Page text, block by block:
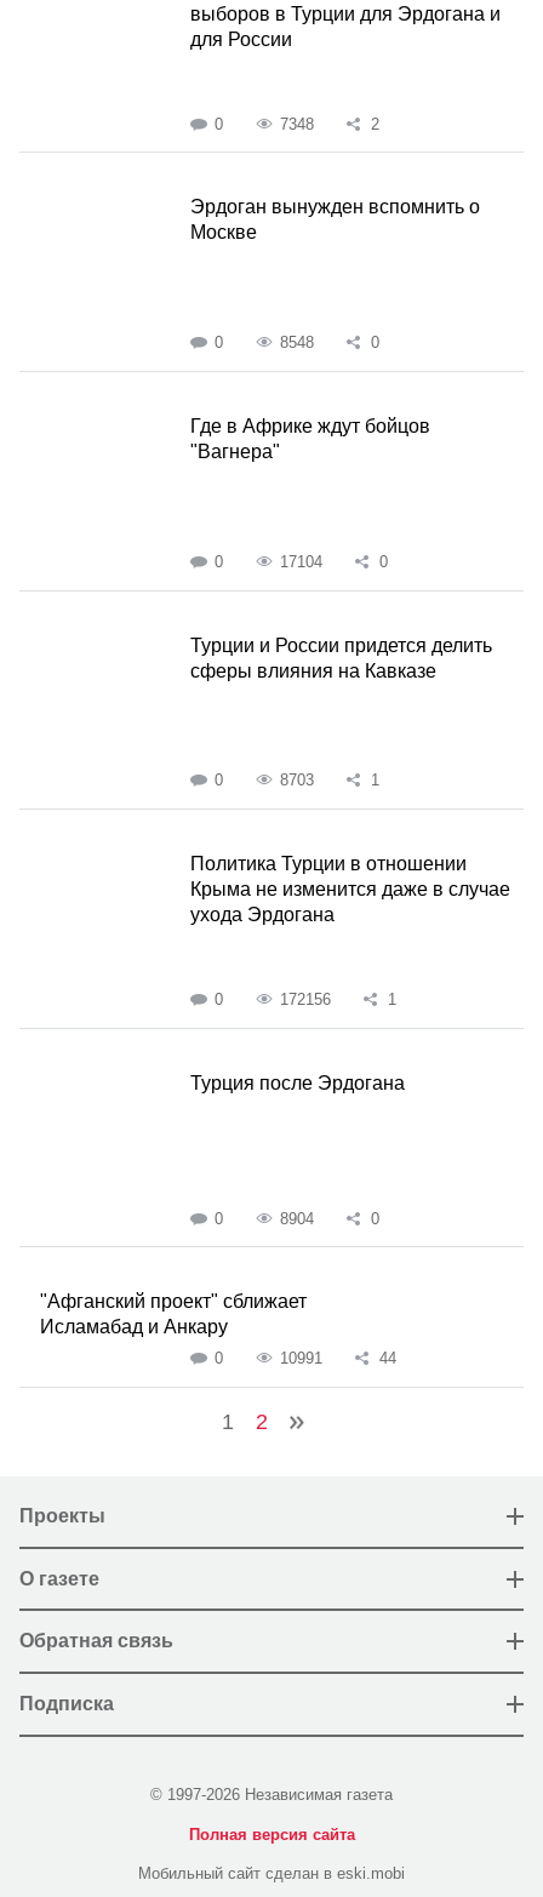
выборов в Турции для Эрдогана и
для России
0 7348 2
Эрдоган вынужден вспомнить о
Москве
0 8548 0
Где в Африке ждут бойцов
"Вагнера"
0 17104 0
Турции и России придется делить
сферы влияния на Кавказе
0 8703 1
Политика Турции в отношении
Крыма не изменится даже в случае
ухода Эрдогана
0 172156 1
Турция после Эрдогана
0 8904 0
"Афганский проект" сближает
Исламабад и Анкару
0 10991 44
1 2
Проекты
О газете
Обратная связь
Подписка
© 1997-2026 Независимая газета
Полная версия сайта
Мобильный сайт сделан в eski.mobi